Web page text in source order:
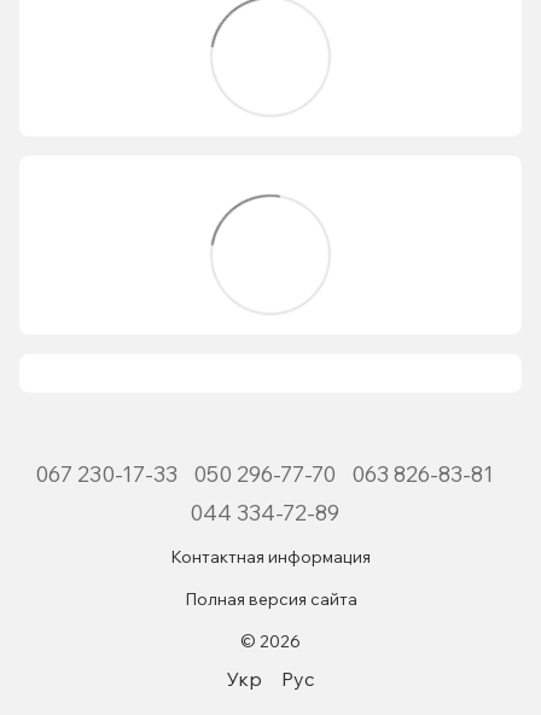
067 230-17-33 050 296-77-70
063 826-83-81
044 334-72-89
Контактная информация
Полная версия сайта
© 2026
Укр Рус